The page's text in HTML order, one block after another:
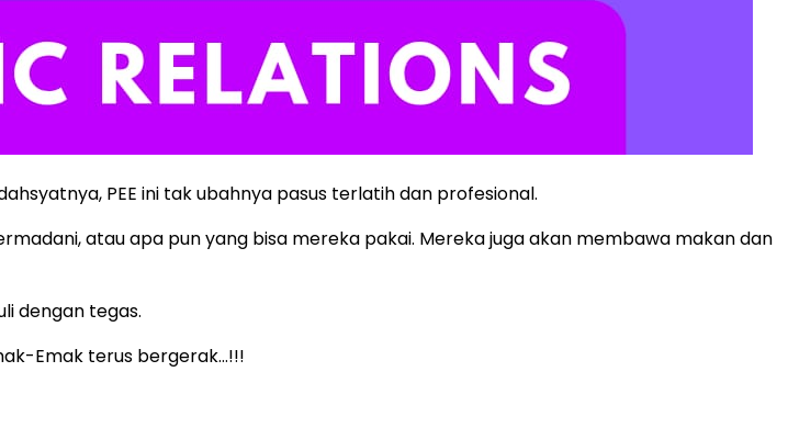
PEE ini tak ubahnya pasus terlatih dan profesional.
atau apa pun yang bisa mereka pakai. Mereka juga akan membawa makan dan
dengan tegas.
Emak terus bergerak…!!!